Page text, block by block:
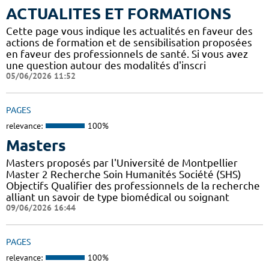
ACTUALITES ET FORMATIONS
Cette page vous indique les actualités en faveur des
actions de formation et de sensibilisation proposées
en faveur des professionnels de santé. Si vous avez
une question autour des modalités d'inscri
05/06/2026 11:52
PAGES
relevance: 100%
Masters
Masters proposés par l'Université de Montpellier
Master 2 Recherche Soin Humanités Société (SHS)
Objectifs Qualifier des professionnels de la recherche
alliant un savoir de type biomédical ou soignant
09/06/2026 16:44
PAGES
relevance: 100%